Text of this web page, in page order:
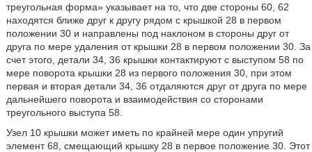
треугольная форма» указывает на то, что две стороны 60, 62
находятся ближе друг к другу рядом с крышкой 28 в первом
положении 30 и направлены под наклоном в стороны друг от
друга по мере удаления от крышки 28 в первом положении 30. За
счет этого, детали 34, 36 крышки контактируют с выступом 58 по
мере поворота крышки 28 из первого положения 30, при этом
первая и вторая детали 34, 36 отдаляются друг от друга по мере
дальнейшего поворота и взаимодействия со сторонами
треугольного выступа 58.
Узел 10 крышки может иметь по крайней мере один упругий
элемент 68, смещающий крышку 28 в первое положение 30. Этот